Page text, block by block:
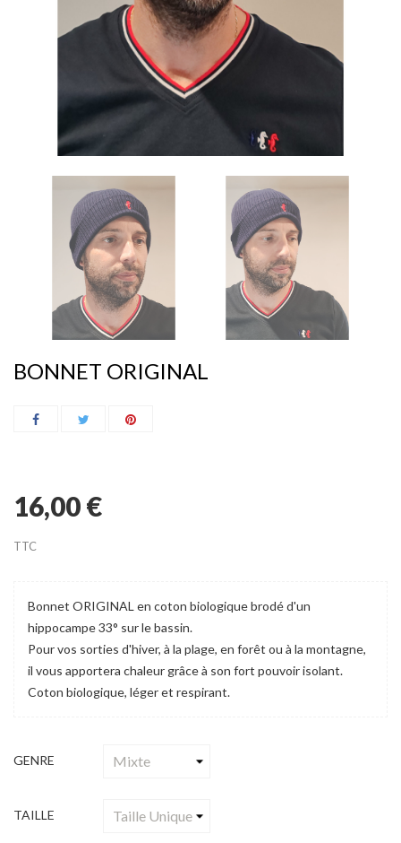
BONNET ORIGINAL
16,00 €
TTC
Bonnet ORIGINAL en coton biologique brodé d'un
hippocampe 33° sur le bassin.
Pour vos sorties d'hiver, à la plage, en forêt ou à la montagne,
il vous apportera chaleur grâce à son fort pouvoir isolant.
Coton biologique, léger et respirant.
GENRE
TAILLE